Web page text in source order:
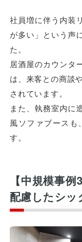
社員増に伴う内装
が多い」という声
た。
居酒屋のカウンタ
は、来客との商談
されています。
また、執務室内に
風ソファブースも
す。
【中規模事
配慮したシ